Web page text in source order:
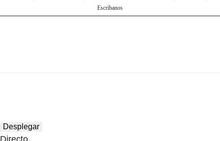
Escríbanos
Desplegar
Directo